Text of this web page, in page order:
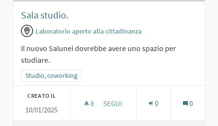
Sala studio.
Laboratorio aperto alla cittadinanza
Il nuovo Salunei dovrebbe avere uno spazio per
studiare.
Filtra i risultati per categoria: Studio, coworking
Studio, coworking
CREATO IL
10/01/2025
8 8 SOSTENITORI
SEGUI 0 0